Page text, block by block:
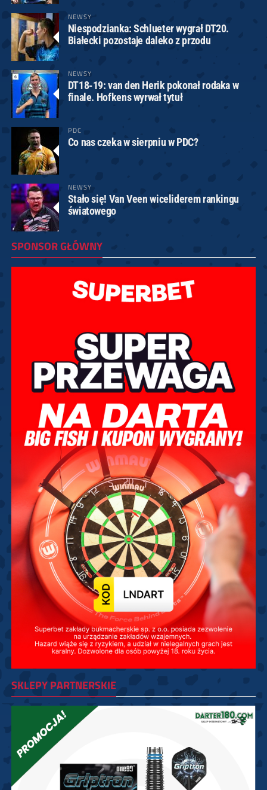
NEWSY
Niespodzianka: Schlueter wygrał DT20.
Białecki pozostaje daleko z przodu
NEWSY
DT18-19: van den Herik pokonał rodaka w
finale. Hofkens wyrwał tytuł
PDC
Co nas czeka w sierpniu w PDC?
NEWSY
Stało się! Van Veen wiceliderem rankingu
światowego
SPONSOR GŁÓWNY
SKLEPY PARTNERSKIE